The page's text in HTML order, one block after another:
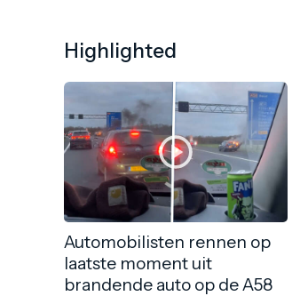
Highlighted
Automobilisten rennen op
laatste moment uit
brandende auto op de A58